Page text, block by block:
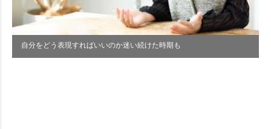
自分をどう表現すればいいのか迷い続けた時期も